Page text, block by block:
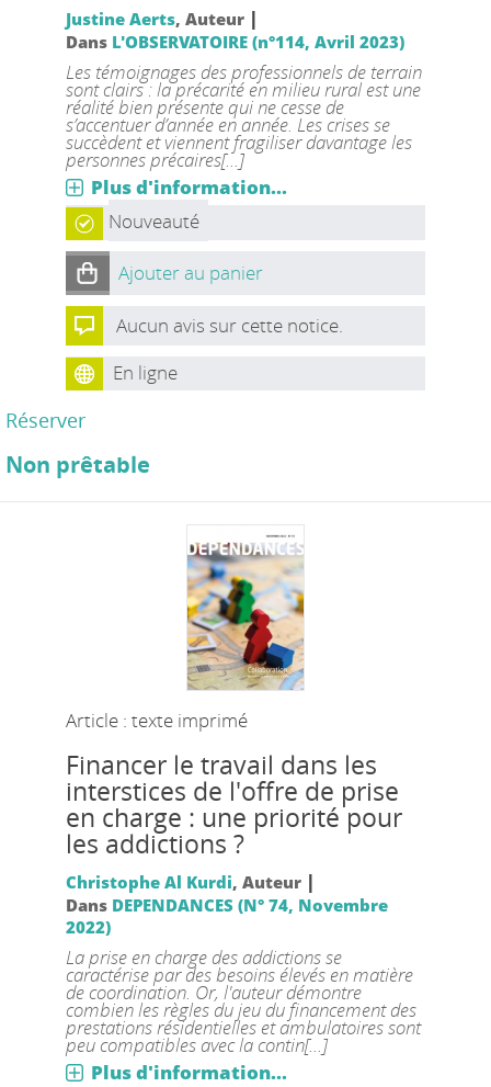
Justine Aerts, Auteur |
Dans L'OBSERVATOIRE (n°114, Avril 2023)
Les témoignages des professionnels de terrain
sont clairs : la précarité en milieu rural est une
réalité bien présente qui ne cesse de
s’accentuer d’année en année. Les crises se
succèdent et viennent fragiliser davantage les
personnes précaires[...]
Plus d'information...
Nouveauté
Ajouter au panier
Aucun avis sur cette notice.
En ligne
Réserver
Non prêtable
Article : texte imprimé
Financer le travail dans les
interstices de l'offre de prise
en charge : une priorité pour
les addictions ?
Christophe Al Kurdi, Auteur |
Dans DEPENDANCES (N° 74, Novembre
2022)
La prise en charge des addictions se
caractérise par des besoins élevés en matière
de coordination. Or, l'auteur démontre
combien les règles du jeu du financement des
prestations résidentielles et ambulatoires sont
peu compatibles avec la contin[...]
Plus d'information...